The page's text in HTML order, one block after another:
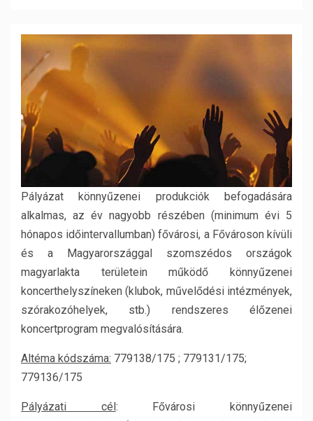
Pályázat könnyűzenei produkciók befogadására
alkalmas, az év nagyobb részében (minimum évi 5
hónapos időintervallumban) fővárosi, a Fővároson kívüli
és a Magyarországgal szomszédos országok
magyarlakta területein működő könnyűzenei
koncerthelyszíneken (klubok, művelődési intézmények,
szórakozóhelyek, stb.) rendszeres élőzenei
koncertprogram megvalósítására.
Altéma kódszáma: 779138/175 ; 779131/175;
779136/175
Pályázati cél : Fővárosi könnyűzenei